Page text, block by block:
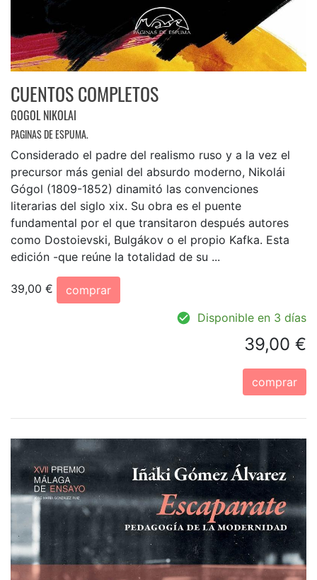
CUENTOS COMPLETOS
GOGOL NIKOLAI
PAGINAS DE ESPUMA.
Considerado el padre del realismo ruso y a la vez el
precursor más genial del absurdo moderno, Nikolái
Gógol (1809-1852) dinamitó las convenciones
literarias del siglo xix. Su obra es el puente
fundamental por el que transitaron después autores
como Dostoievski, Bulgákov o el propio Kafka. Esta
edición -que reúne la totalidad de su ...
39,00 €
comprar
Disponible en 3 días
39,00 €
comprar